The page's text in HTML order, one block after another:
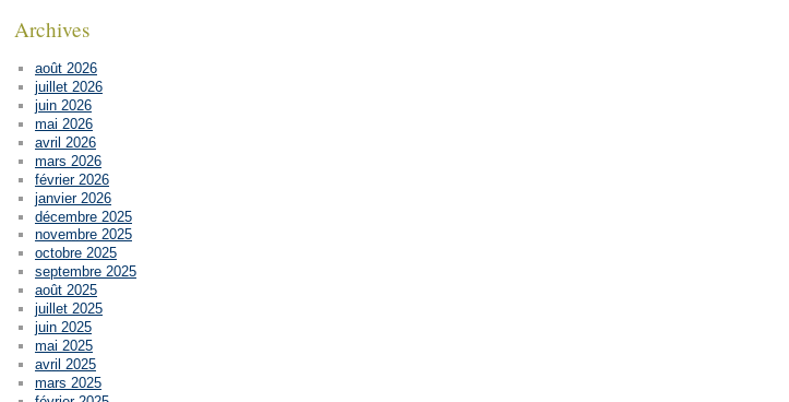
Archives
août 2026
juillet 2026
juin 2026
mai 2026
avril 2026
mars 2026
février 2026
janvier 2026
décembre 2025
novembre 2025
octobre 2025
septembre 2025
août 2025
juillet 2025
juin 2025
mai 2025
avril 2025
mars 2025